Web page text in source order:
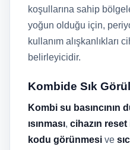
koşullarına sahip
yoğun olduğu için,
kullanım alışkanlıkları
belirleyicidir.
Kombide Sık
Kombi su basıncının
ısınması, cihazın
kodu görünmesi ve